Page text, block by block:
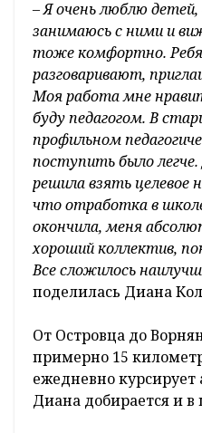
– Я очень люблю
занимаюсь с ними и
тоже комфортно.
разговаривают,
Моя работа мне
буду педагогом. В
профильном
поступить было
решила взять целевое
что отработка в
окончила, меня
хороший коллектив,
Все сложилось
поделилась Диана
От Островца до
примерно 15
ежедневно курсирует
Диана добирается и